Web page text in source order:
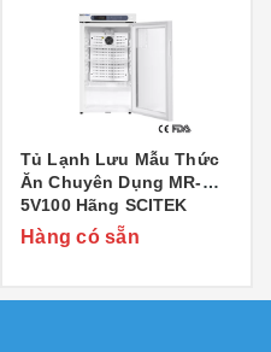
Tủ Lạnh Lưu Mẫu Thức
Ăn Chuyên Dụng MR-
5V100 Hãng SCITEK
Hàng có sẵn